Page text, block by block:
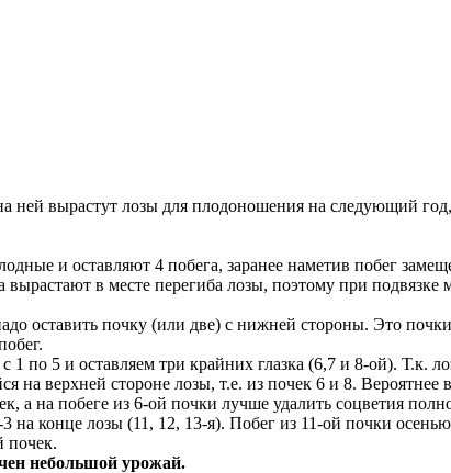
вырастут лозы для плодоношения на следующий
и оставляют 4 побега, заранее наметив побег
в месте перегиба лозы, поэтому при подвязке
оставить почку (или две) с нижней стороны. Это
по 5 и оставляем три крайних глазка (6,7 и 8-ой). Т.к.
верхней стороне лозы, т.е. из почек 6 и 8. Вероятнее
а на побеге из 6-ой почки лучше удалить соцветия
конце лозы (11, 12, 13-я). Побег из 11-ой почки
почек.
небольшой урожай.